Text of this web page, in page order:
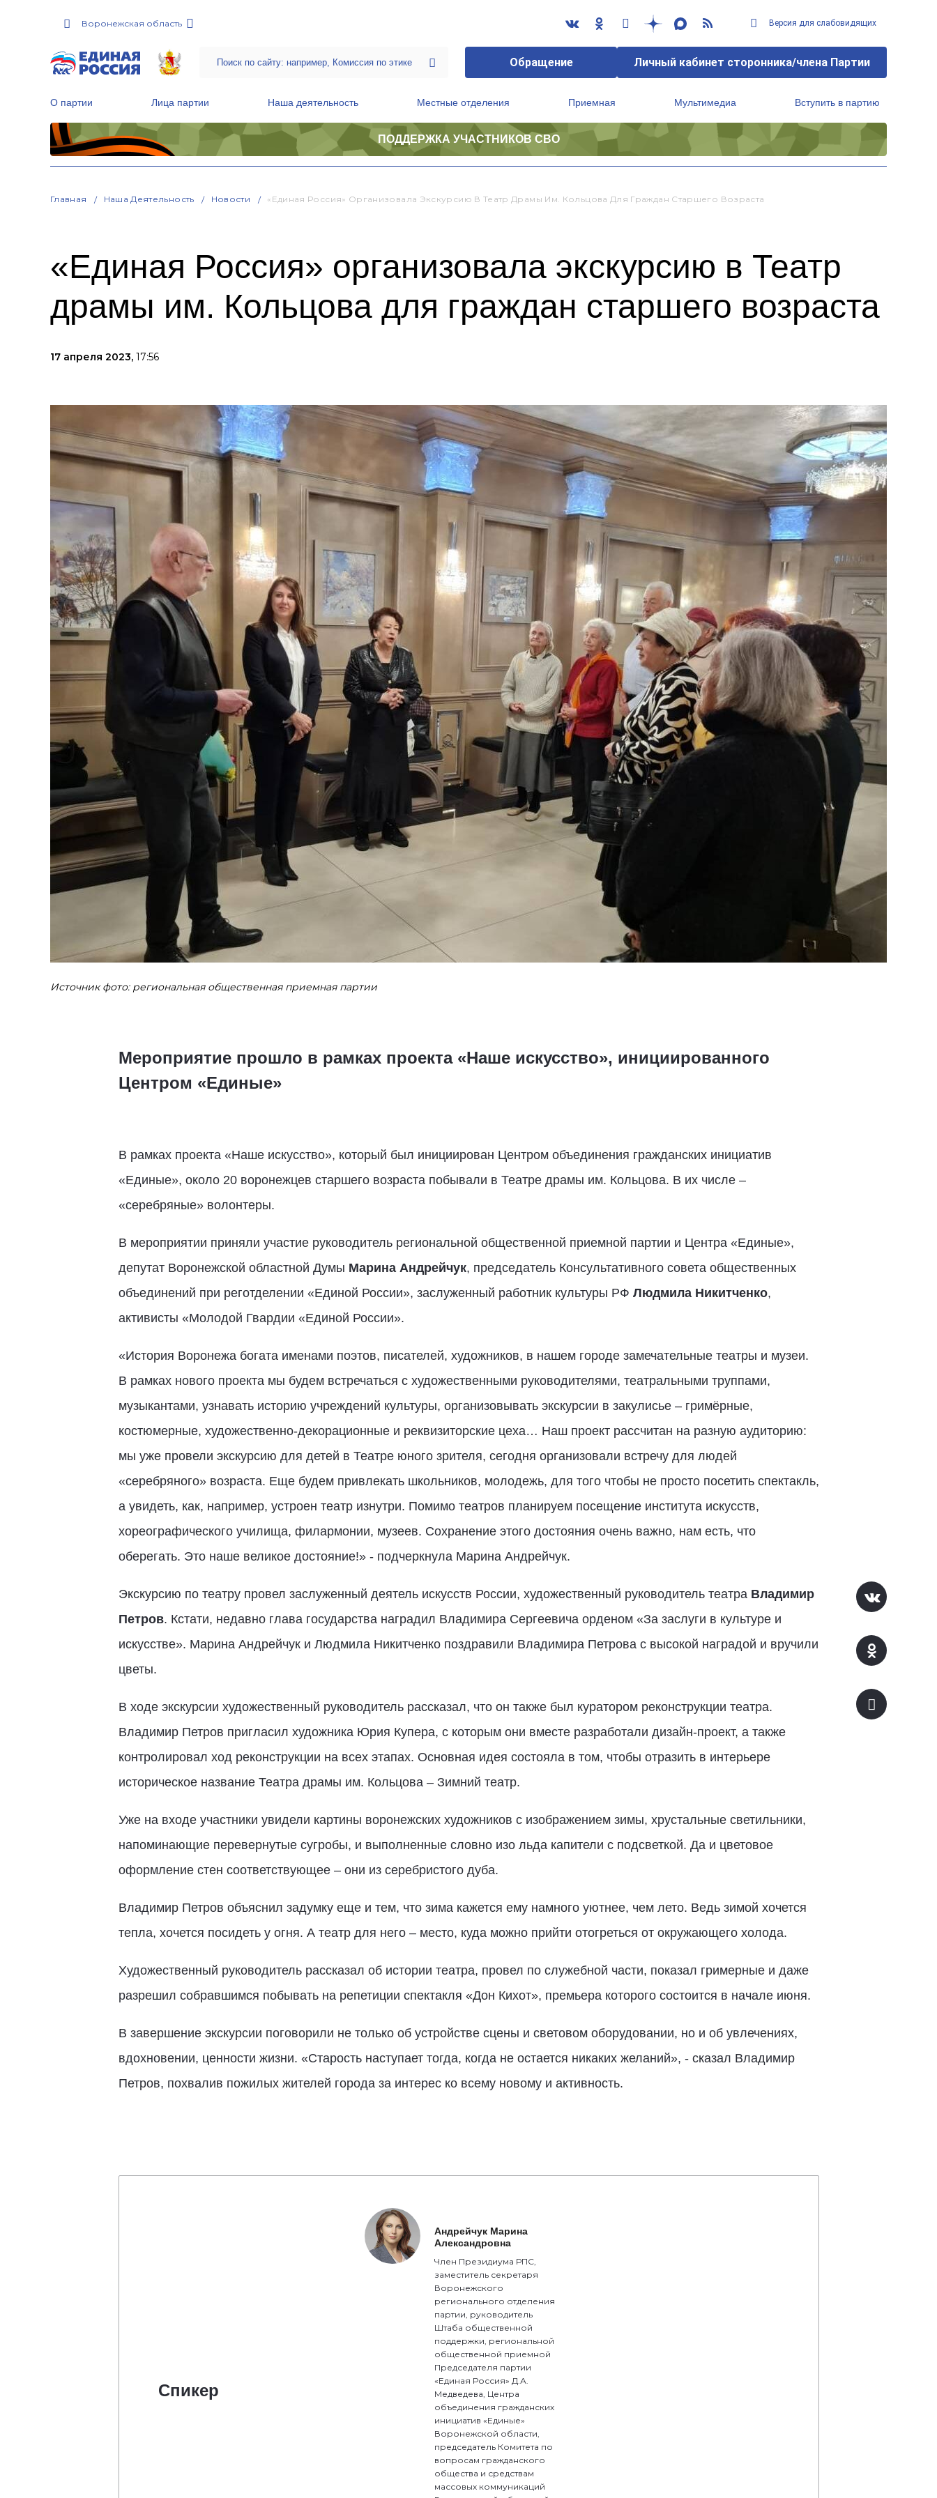
Воронежская область Версия для слабовидящих
Обращение Личный кабинет сторонника/члена Партии
О партии Лица партии Наша деятельность Местные отделения Приемная Мультимедиа Вступить в партию
ПОДДЕРЖКА УЧАСТНИКОВ СВО
Главная Наша Деятельность Новости «Единая Россия» Организовала Экскурсию В Театр Драмы Им. Кольцова Для Граждан Старшего Возраста
«Единая Россия» организовала экскурсию в Театр
драмы им. Кольцова для граждан старшего возраста
17 апреля 2023, 17:56
Источник фото: региональная общественная приемная партии
Мероприятие прошло в рамках проекта «Наше искусство», инициированного
Центром «Единые»
В рамках проекта «Наше искусство», который был инициирован Центром объединения гражданских инициатив
«Единые», около 20 воронежцев старшего возраста побывали в Театре драмы им. Кольцова. В их числе –
«серебряные» волонтеры.
В мероприятии приняли участие руководитель региональной общественной приемной партии и Центра «Единые»,
депутат Воронежской областной Думы Марина Андрейчук, председатель Консультативного совета общественных
объединений при реготделении «Единой России», заслуженный работник культуры РФ Людмила Никитченко,
активисты «Молодой Гвардии «Единой России».
«История Воронежа богата именами поэтов, писателей, художников, в нашем городе замечательные театры и музеи.
В рамках нового проекта мы будем встречаться с художественными руководителями, театральными труппами,
музыкантами, узнавать историю учреждений культуры, организовывать экскурсии в закулисье – гримёрные,
костюмерные, художественно-декорационные и реквизиторские цеха… Наш проект рассчитан на разную аудиторию:
мы уже провели экскурсию для детей в Театре юного зрителя, сегодня организовали встречу для людей
«серебряного» возраста. Еще будем привлекать школьников, молодежь, для того чтобы не просто посетить спектакль,
а увидеть, как, например, устроен театр изнутри. Помимо театров планируем посещение института искусств,
хореографического училища, филармонии, музеев. Сохранение этого достояния очень важно, нам есть, что
оберегать. Это наше великое достояние!» - подчеркнула Марина Андрейчук.
Экскурсию по театру провел заслуженный деятель искусств России, художественный руководитель театра Владимир
Петров. Кстати, недавно глава государства наградил Владимира Сергеевича орденом «За заслуги в культуре и
искусстве». Марина Андрейчук и Людмила Никитченко поздравили Владимира Петрова с высокой наградой и вручили
цветы.
В ходе экскурсии художественный руководитель рассказал, что он также был куратором реконструкции театра.
Владимир Петров пригласил художника Юрия Купера, с которым они вместе разработали дизайн-проект, а также
контролировал ход реконструкции на всех этапах. Основная идея состояла в том, чтобы отразить в интерьере
историческое название Театра драмы им. Кольцова – Зимний театр.
Уже на входе участники увидели картины воронежских художников с изображением зимы, хрустальные светильники,
напоминающие перевернутые сугробы, и выполненные словно изо льда капители с подсветкой. Да и цветовое
оформление стен соответствующее – они из серебристого дуба.
Владимир Петров объяснил задумку еще и тем, что зима кажется ему намного уютнее, чем лето. Ведь зимой хочется
тепла, хочется посидеть у огня. А театр для него – место, куда можно прийти отогреться от окружающего холода.
Художественный руководитель рассказал об истории театра, провел по служебной части, показал гримерные и даже
разрешил собравшимся побывать на репетиции спектакля «Дон Кихот», премьера которого состоится в начале июня.
В завершение экскурсии поговорили не только об устройстве сцены и световом оборудовании, но и об увлечениях,
вдохновении, ценности жизни. «Старость наступает тогда, когда не остается никаких желаний», - сказал Владимир
Петров, похвалив пожилых жителей города за интерес ко всему новому и активность.
Спикер
Андрейчук Марина
Александровна
Член Президиума РПС,
заместитель секретаря
Воронежского
регионального отделения
партии, руководитель
Штаба общественной
поддержки, региональной
общественной приемной
Председателя партии
«Единая Россия» Д.А.
Медведева, Центра
объединения гражданских
инициатив «Единые»
Воронежской области,
председатель Комитета по
вопросам гражданского
общества и средствам
массовых коммуникаций